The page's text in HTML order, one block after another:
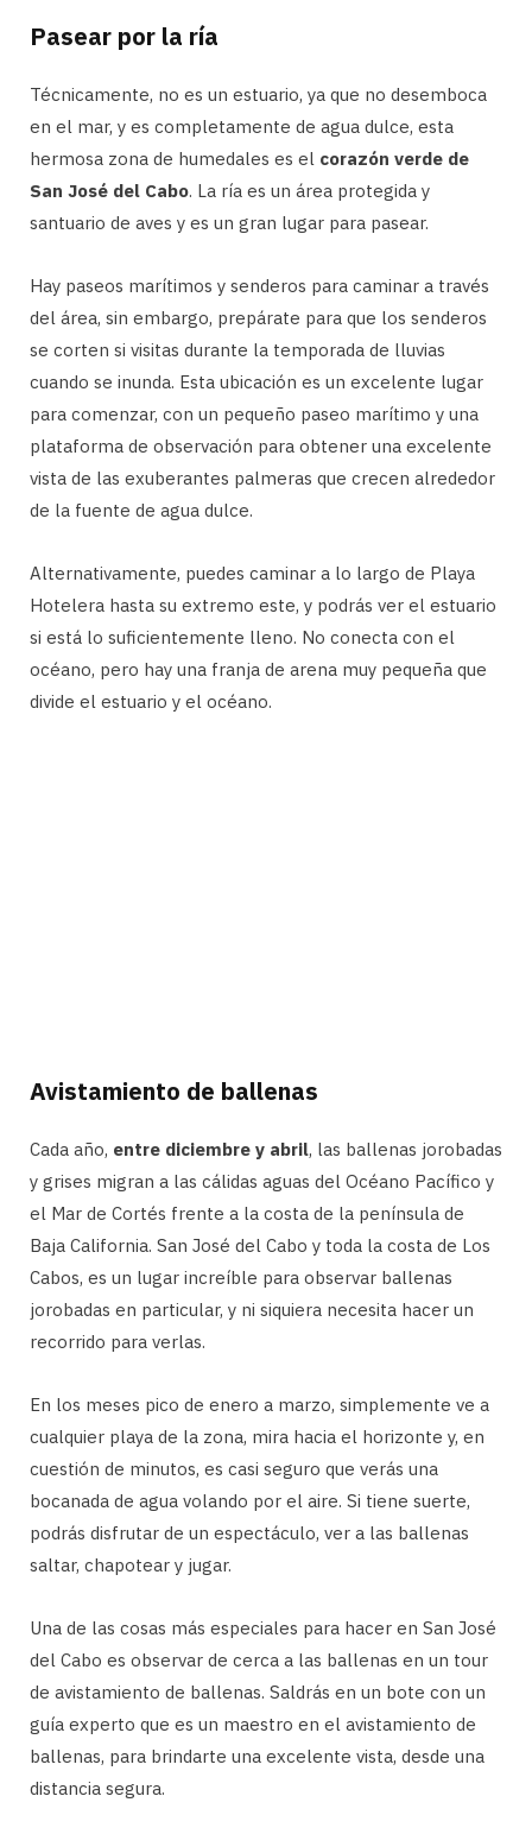
Pasear por la ría
Técnicamente, no es un estuario, ya que no desemboca
en el mar, y es completamente de agua dulce, esta
hermosa zona de humedales es el corazón verde de
San José del Cabo. La ría es un área protegida y
santuario de aves y es un gran lugar para pasear.
Hay paseos marítimos y senderos para caminar a través
del área, sin embargo, prepárate para que los senderos
se corten si visitas durante la temporada de lluvias
cuando se inunda. Esta ubicación es un excelente lugar
para comenzar, con un pequeño paseo marítimo y una
plataforma de observación para obtener una excelente
vista de las exuberantes palmeras que crecen alrededor
de la fuente de agua dulce.
Alternativamente, puedes caminar a lo largo de Playa
Hotelera hasta su extremo este, y podrás ver el estuario
si está lo suficientemente lleno. No conecta con el
océano, pero hay una franja de arena muy pequeña que
divide el estuario y el océano.
Avistamiento de ballenas
Cada año, entre diciembre y abril, las ballenas jorobadas
y grises migran a las cálidas aguas del Océano Pacífico y
el Mar de Cortés frente a la costa de la península de
Baja California. San José del Cabo y toda la costa de Los
Cabos, es un lugar increíble para observar ballenas
jorobadas en particular, y ni siquiera necesita hacer un
recorrido para verlas.
En los meses pico de enero a marzo, simplemente ve a
cualquier playa de la zona, mira hacia el horizonte y, en
cuestión de minutos, es casi seguro que verás una
bocanada de agua volando por el aire. Si tiene suerte,
podrás disfrutar de un espectáculo, ver a las ballenas
saltar, chapotear y jugar.
Una de las cosas más especiales para hacer en San José
del Cabo es observar de cerca a las ballenas en un tour
de avistamiento de ballenas. Saldrás en un bote con un
guía experto que es un maestro en el avistamiento de
ballenas, para brindarte una excelente vista, desde una
distancia segura.